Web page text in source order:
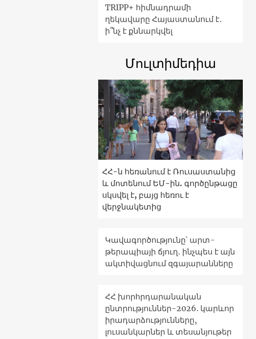
TRIPP+ հիմնադրամի
ղեկավարը Հայաստանում է․
ի՞նչ է քննարկվել
Մուլտիմեդիա
ՀՀ-ն հեռանում է Ռուսաստանից
և մոտենում ԵՄ-ին. գործընթացը
սկսվել է, բայց հեռու է
վերջնակետից
Կավագործությունը՝ արտ-
թերապիայի ճյուղ․ ինչպես է այն
ակտիվացնում զգայարանները
ՀՀ խորհրդարանական
ընտրություններ-2026. կարևոր
իրադարձությունները,
լուսանկարներ և տեսանյութեր